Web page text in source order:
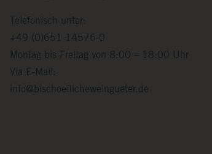
Telefonisch unter:
+49 (0)651 14576-0
Montag bis Freitag von 8:00 – 18:00 Uhr
Via E-Mail:
info@bischoeflicheweingueter.de